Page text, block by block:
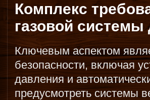
Комплекс
газовой системы
Ключевым аспектом
безопасности, включая
давления и
предусмотреть системы